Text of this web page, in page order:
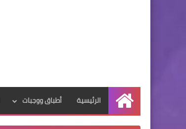
الرئيسية
الرئيسية أطباق ووجبات